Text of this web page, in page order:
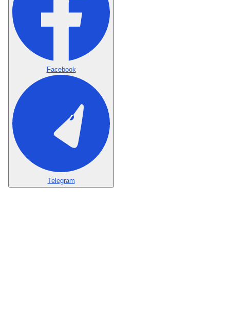
Facebook
Telegram